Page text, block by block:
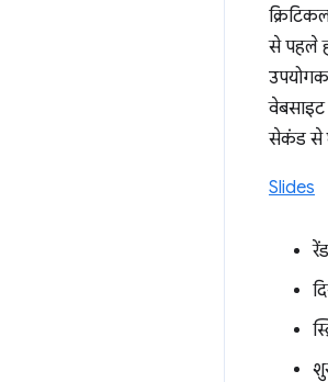
से पहले
सेकंड से
Slides